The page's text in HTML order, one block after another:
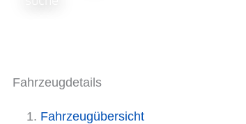
Fahrzeugdetails
Fahrzeugübersicht